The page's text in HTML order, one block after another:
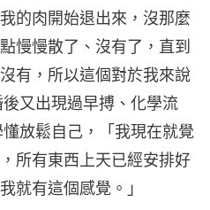
的肉開始退出來，沒那麼
慢慢散了、沒有了，直到
有，所以這個對於我來說
又出現過早搏、化學流
放鬆自己，「我現在就覺
所有東西上天已經安排好
就有這個感覺。」